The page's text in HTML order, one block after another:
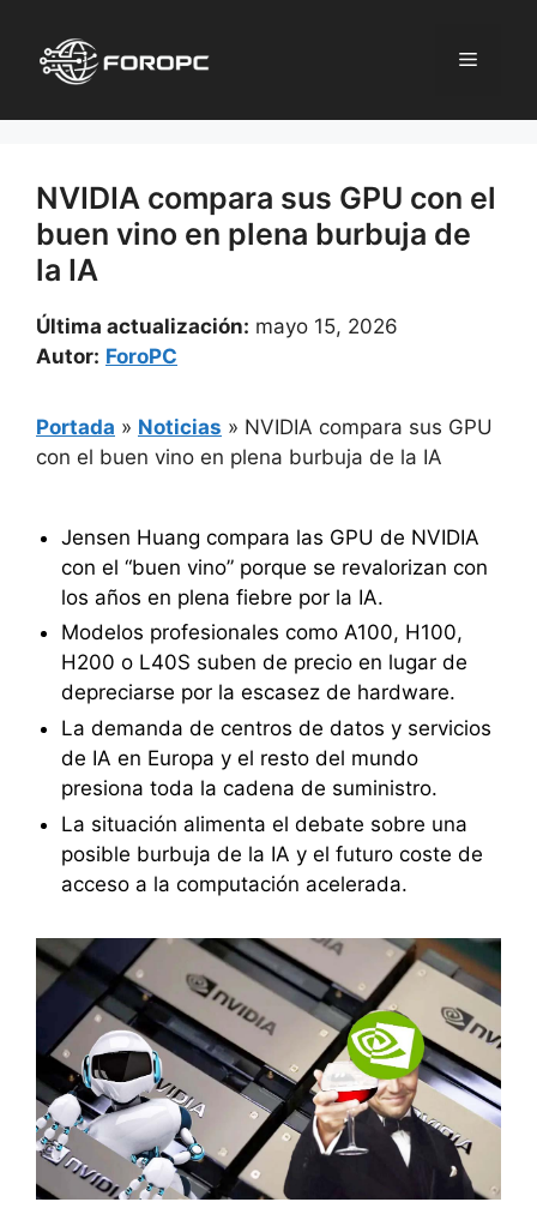
contenido
Menú
NVIDIA compara sus GPU con el
buen vino en plena burbuja de
la IA
Última actualización: mayo 15, 2026
Autor: ForoPC
Portada » Noticias » NVIDIA compara sus GPU
con el buen vino en plena burbuja de la IA
Jensen Huang compara las GPU de NVIDIA
con el “buen vino” porque se revalorizan con
los años en plena fiebre por la IA.
Modelos profesionales como A100, H100,
H200 o L40S suben de precio en lugar de
depreciarse por la escasez de hardware.
La demanda de centros de datos y servicios
de IA en Europa y el resto del mundo
presiona toda la cadena de suministro.
La situación alimenta el debate sobre una
posible burbuja de la IA y el futuro coste de
acceso a la computación acelerada.